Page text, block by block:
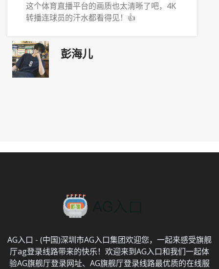
这个体育直播平台的画质也太清晰了吧，4K
转播连球员的汗水都看得见！👍
彭海儿
AG入口 - (中国)深圳市AG入口集团欢迎您，一起来感受旗舰
厅ag登录线路带来的快乐！欢迎来到AG入口和我们一起体
验AG旗舰厅登录网址、AG旗舰厅登录线路最优质的在线服